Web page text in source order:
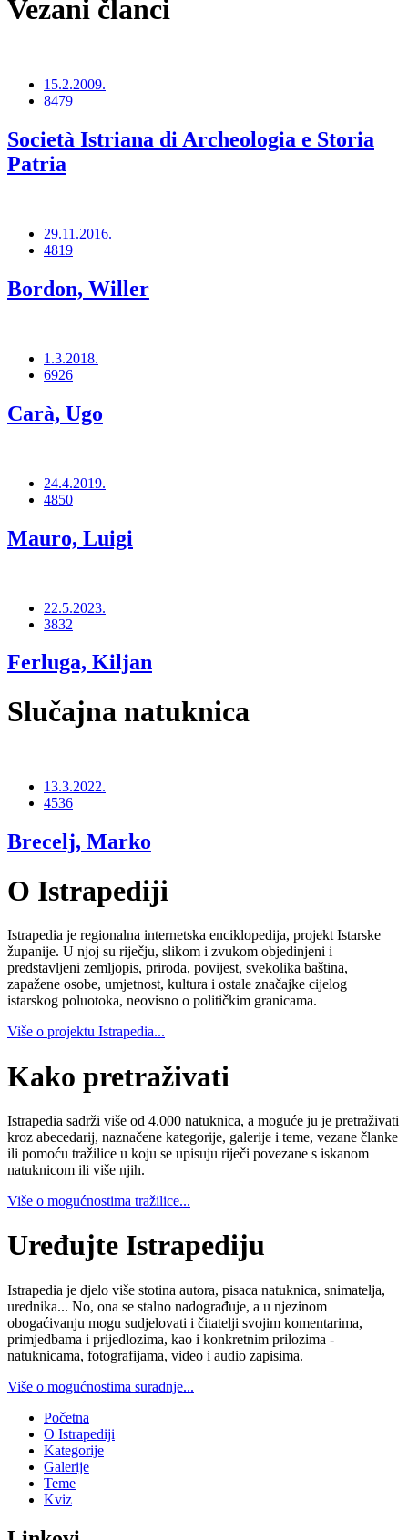
Vezani članci
15.2.2009.
8479
Società Istriana di Archeologia e Storia
Patria
29.11.2016.
4819
Bordon, Willer
1.3.2018.
6926
Carà, Ugo
24.4.2019.
4850
Mauro, Luigi
22.5.2023.
3832
Ferluga, Kiljan
Slučajna natuknica
13.3.2022.
4536
Brecelj, Marko
O Istrapediji
Istrapedia je regionalna internetska enciklopedija, projekt Istarske
županije. U njoj su riječju, slikom i zvukom objedinjeni i
predstavljeni zemljopis, priroda, povijest, svekolika baština,
zapažene osobe, umjetnost, kultura i ostale značajke cijelog
istarskog poluotoka, neovisno o političkim granicama.
Više o projektu Istrapedia...
Kako pretraživati
Istrapedia sadrži više od 4.000 natuknica, a moguće ju je pretraživati
kroz abecedarij, naznačene kategorije, galerije i teme, vezane članke
ili pomoću tražilice u koju se upisuju riječi povezane s iskanom
natuknicom ili više njih.
Više o mogućnostima tražilice...
Uređujte Istrapediju
Istrapedia je djelo više stotina autora, pisaca natuknica, snimatelja,
urednika... No, ona se stalno nadograđuje, a u njezinom
obogaćivanju mogu sudjelovati i čitatelji svojim komentarima,
primjedbama i prijedlozima, kao i konkretnim prilozima -
natuknicama, fotografijama, video i audio zapisima.
Više o mogućnostima suradnje...
Početna
O Istrapediji
Kategorije
Galerije
Teme
Kviz